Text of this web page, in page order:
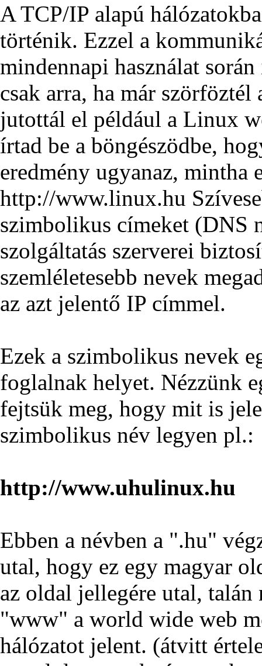
A TCP/IP alapú
történik. Ezzel a
mindennapi használat
csak arra, ha már
jutottál el például a Linux
írtad be a böngészödbe,
eredmény ugyanaz, mintha
http://www.linux.hu
szimbolikus címeket (DNS
szolgáltatás szerverei
szemléletesebb nevek
az azt jelentő IP címmel.
Ezek a szimbolikus nevek
foglalnak helyet. Nézzünk
fejtsük meg, hogy mit is
szimbolikus név legyen pl.:
http://www.uhulinux.hu
Ebben a névben a ".hu"
utal, hogy ez egy magyar
az oldal jellegére utal,
"www" a world wide web
hálózatot jelent. (átvitt